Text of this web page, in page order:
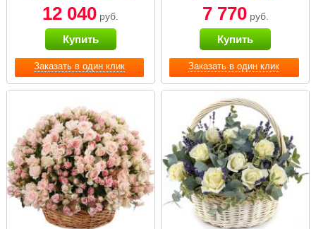
Заказать в один клик
12 040 руб.
Купить
Заказать в один клик
7 770руб.
Купить